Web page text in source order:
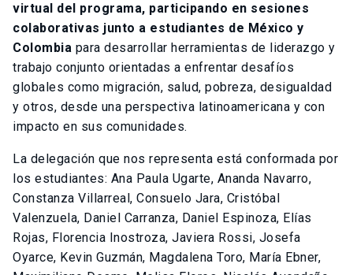
virtual del programa, participando en sesiones
colaborativas junto a estudiantes de México y
Colombia para desarrollar herramientas de liderazgo y
trabajo conjunto orientadas a enfrentar desafíos
globales como migración, salud, pobreza, desigualdad
y otros, desde una perspectiva latinoamericana y con
impacto en sus comunidades.
La delegación que nos representa está conformada por
los estudiantes: Ana Paula Ugarte, Ananda Navarro,
Constanza Villarreal, Consuelo Jara, Cristóbal
Valenzuela, Daniel Carranza, Daniel Espinoza, Elías
Rojas, Florencia Inostroza, Javiera Rossi, Josefa
Oyarce, Kevin Guzmán, Magdalena Toro, María Ebner,